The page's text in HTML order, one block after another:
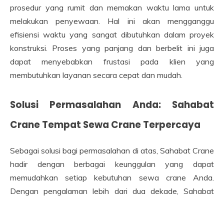
prosedur yang rumit dan memakan waktu lama untuk
melakukan penyewaan. Hal ini akan mengganggu
efisiensi waktu yang sangat dibutuhkan dalam proyek
konstruksi. Proses yang panjang dan berbelit ini juga
dapat menyebabkan frustasi pada klien yang
membutuhkan layanan secara cepat dan mudah.
Solusi Permasalahan Anda: Sahabat
Crane Tempat Sewa Crane Terpercaya
Sebagai solusi bagi permasalahan di atas, Sahabat Crane
hadir dengan berbagai keunggulan yang dapat
memudahkan setiap kebutuhan sewa crane Anda.
Dengan pengalaman lebih dari dua dekade, Sahabat